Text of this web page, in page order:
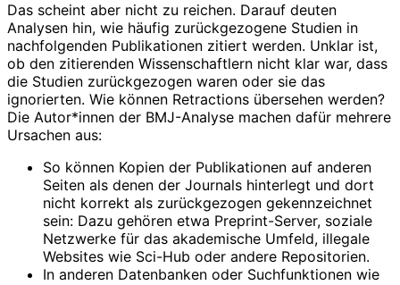
Das scheint aber nicht zu reichen. Darauf deuten
Analysen hin, wie häufig zurückgezogene Studien in
nachfolgenden Publikationen zitiert werden. Unklar ist,
ob den zitierenden Wissenschaftlern nicht klar war, dass
die Studien zurückgezogen waren oder sie das
ignorierten. Wie können Retractions übersehen werden?
Die Autor*innen der BMJ-Analyse machen dafür mehrere
Ursachen aus:
So können Kopien der Publikationen auf anderen
Seiten als denen der Journals hinterlegt und dort
nicht korrekt als zurückgezogen gekennzeichnet
sein: Dazu gehören etwa Preprint-Server, soziale
Netzwerke für das akademische Umfeld, illegale
Websites wie Sci-Hub oder andere Repositorien.
In anderen Datenbanken oder Suchfunktionen wie